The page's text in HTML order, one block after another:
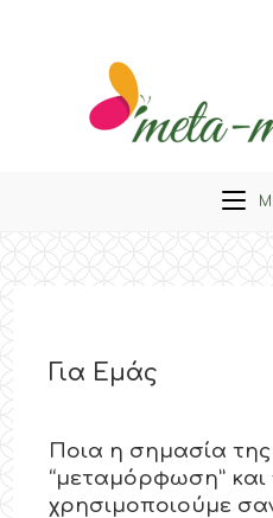
Για Εμάς
Ποια η σημασία της
“μεταμόρφωση” και
χρησιμοποιούμε